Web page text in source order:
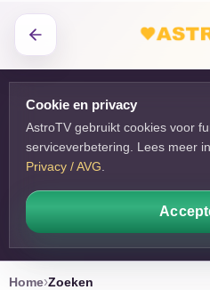
Cookie en privacy
AstroTV gebruikt cookies voor
serviceverbetering. Lees meer
Privacy / AVG
Home Zoeken